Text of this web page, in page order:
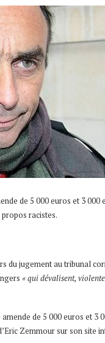
de 5 000 euros et 3 000
racistes.
du jugement au tribunal
« qui dévalisent,
de 5 000 euros et 3
Zemmour sur son site